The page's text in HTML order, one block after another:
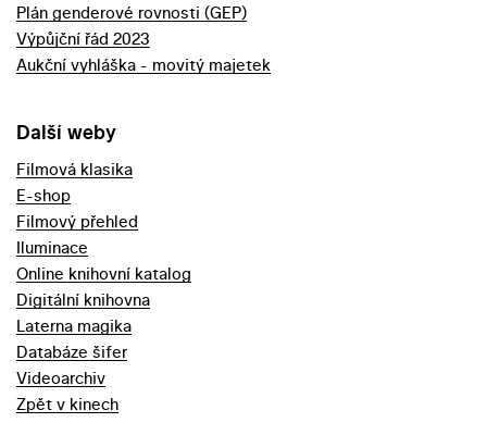
Plán genderové rovnosti (GEP)
Výpůjční řád 2023
Aukční vyhláška - movitý majetek
Další weby
Filmová klasika
E-shop
Filmový přehled
Iluminace
Online knihovní katalog
Digitální knihovna
Laterna magika
Databáze šifer
Videoarchiv
Zpět v kinech